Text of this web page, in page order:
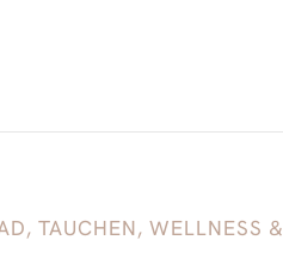
TAUCHEN, WELLNESS &